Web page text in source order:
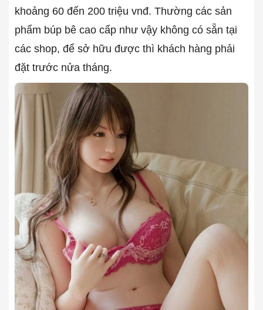
khoảng 60 đến 200 triệu vnđ. Thường các sản
phẩm búp bê cao cấp như vậy không có sẵn tại
các shop, để sở hữu được thì khách hàng phải
đặt trước nửa tháng.